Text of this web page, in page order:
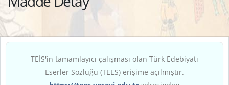
TEİS'in tamamlayıcı çalışması olan Türk Edebiyatı
Eserler Sözlüğü (TEES) erişime açılmıştır.